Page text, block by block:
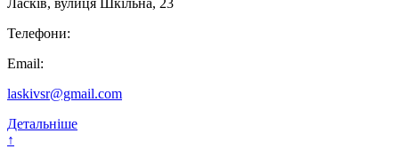
Ласків, вулиця Шкільна, 23
Телефони:
Email:
laskivsr@gmail.com
Детальніше
↑